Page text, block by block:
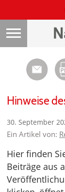
Hinweise
30. September
Ein Artikel von:
Hier finden
Beiträge aus